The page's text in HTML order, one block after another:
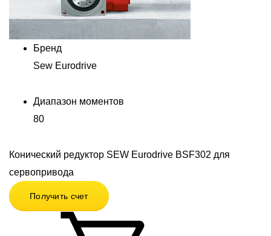
Бренд
Sew Eurodrive
Диапазон моментов
80
Конический редуктор SEW Eurodrive BSF302 для
сервопривода
Получить счет